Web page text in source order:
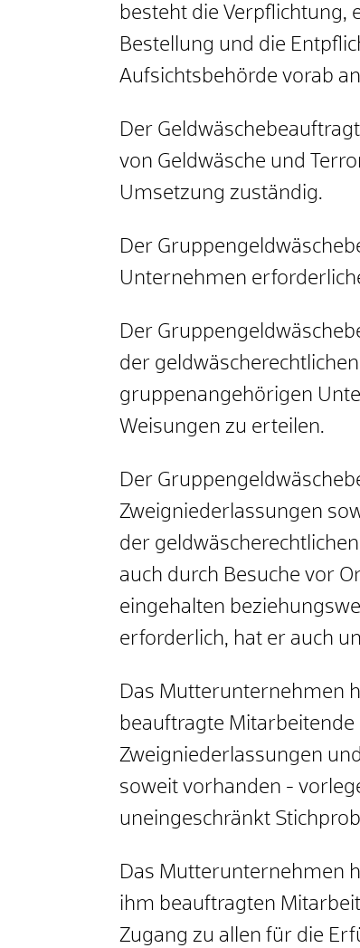
besteht die Verpflichtung,
Bestellung und die
Aufsichtsbehörde vorab
Der
von Geldwäsche und
Umsetzung zuständig.
Der
Unternehmen
Der
der
gruppenangehörigen
Weisungen zu erteilen.
Der
Zweigniederlassungen
der
auch durch Besuche vor
eingehalten
erforderlich, hat er auch
Das Mutterunternehmen
beauftragte Mitarbeitende
Zweigniederlassungen
soweit vorhanden -
uneingeschränkt
Das Mutterunternehmen
ihm beauftragten
Zugang zu allen für die